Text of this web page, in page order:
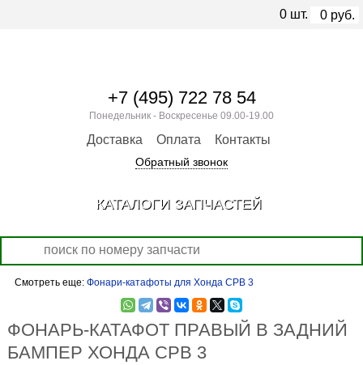
Смотреть еще: Фонари-катафоты для Хонда СРВ 3
ФОНАРЬ-КАТАФОТ ПРАВЫЙ В ЗАДНИЙ
БАМПЕР ХОНДА СРВ 3
+7 (495) 722 78 54
Понедельник - Воскресенье 09.00-19.00
Доставка Оплата Контакты
Обратный звонок
0 шт. 0 руб.
КАТАЛОГИ ЗАПЧАСТЕЙ